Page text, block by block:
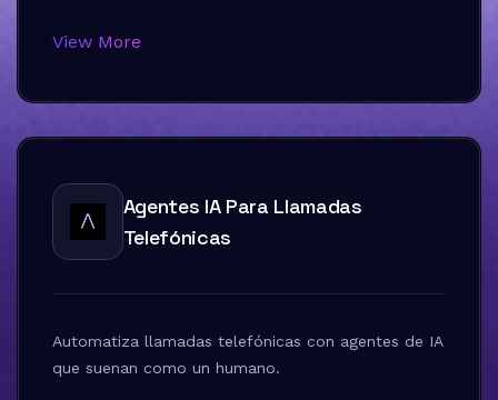
View More
Agentes IA Para Llamadas
Telefónicas
Automatiza llamadas telefónicas con agentes de IA
que suenan como un humano.